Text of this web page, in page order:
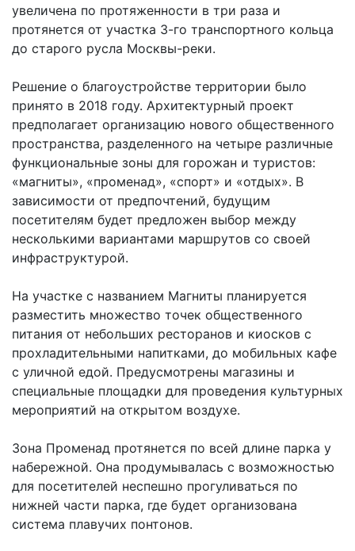
увеличена по протяженности в три раза и
протянется от участка 3-го транспортного кольца
до старого русла Москвы-реки.
Решение о благоустройстве территории было
принято в 2018 году. Архитектурный проект
предполагает организацию нового общественного
пространства, разделенного на четыре различные
функциональные зоны для горожан и туристов:
«магниты», «променад», «спорт» и «отдых». В
зависимости от предпочтений, будущим
посетителям будет предложен выбор между
несколькими вариантами маршрутов со своей
инфраструктурой.
На участке с названием Магниты планируется
разместить множество точек общественного
питания от небольших ресторанов и киосков с
прохладительными напитками, до мобильных кафе
с уличной едой. Предусмотрены магазины и
специальные площадки для проведения культурных
мероприятий на открытом воздухе.
Зона Променад протянется по всей длине парка у
набережной. Она продумывалась с возможностью
для посетителей неспешно прогуливаться по
нижней части парка, где будет организована
система плавучих понтонов.